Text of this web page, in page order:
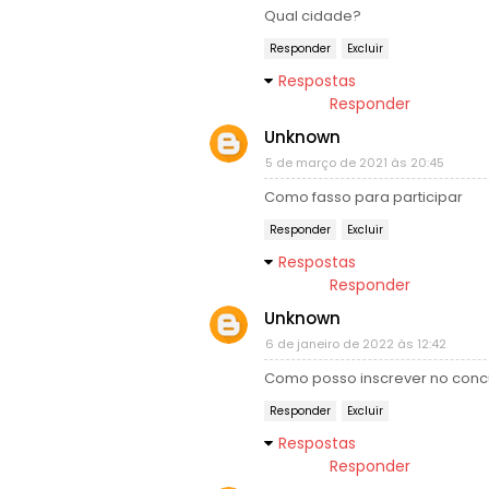
Qual cidade?
Responder Excluir
Respostas
Responder
Unknown
5 de março de 2021 às 20:45
Como fasso para participar
Responder Excluir
Respostas
Responder
Unknown
6 de janeiro de 2022 às 12:42
Como posso inscrever no
Responder Excluir
Respostas
Responder